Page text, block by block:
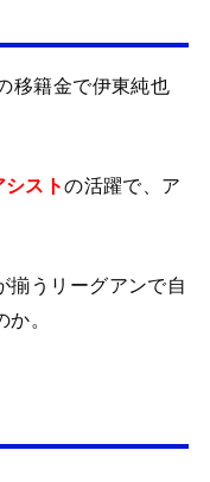
移籍金で伊東純也
シストの活躍で、ア
揃うリーグアンで自
。